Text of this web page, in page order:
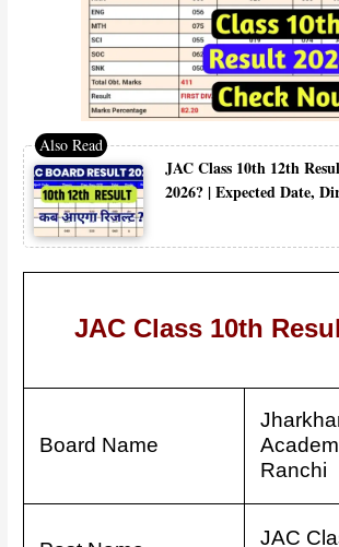
JAC Class 10th 12th
2026? | Expected Date,
JAC Class 10th
Board Name
Ranchi
JAC